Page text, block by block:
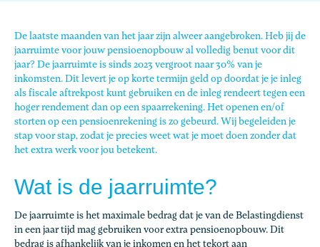
De laatste maanden van het jaar zijn alweer aangebroken. Heb jij de
jaarruimte voor jouw pensioenopbouw al volledig benut voor dit
jaar? De jaarruimte is sinds 2023 vergroot naar 30% van je
inkomsten. Dit levert je op korte termijn geld op doordat je je inleg
als fiscale aftrekpost kunt gebruiken en de inleg rendeert tegen een
hoger rendement dan op een spaarrekening. Het openen en/of
storten op een pensioenrekening is zo gebeurd. Wij begeleiden je
stap voor stap, zodat je precies weet wat je moet doen zonder dat
het extra werk voor jou betekent.
Wat is de jaarruimte?
De jaarruimte is het maximale bedrag dat je van de Belastingdienst
in een jaar tijd mag gebruiken voor extra pensioenopbouw. Dit
bedrag is afhankelijk van je inkomen en het tekort aan